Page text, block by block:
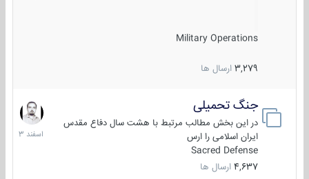
Military Operations
3,279 ارسال ها
جنگ تحمیلی
در این بخش مطالب مرتبط با هشت سال دفاع مقدس
ایران اسلامی را ارس
Sacred Defense
4,637 ارسال ها
20
اسفند
1403